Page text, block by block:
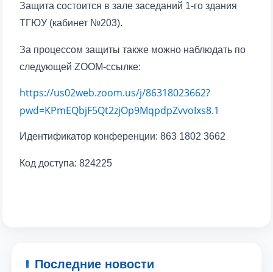
Почта
Защита состоится в зале заседаний 1-го здания
ТГЮУ (кабинет №203).
За процессом защиты также можно наблюдать по
следующей ZOOM-ссылке:
https://us02web.zoom.us/j/86318023662?
pwd=KPmEQbjF5Qt2zjOp9MqpdpZvvoIxs8.1
Идентификатор конференции: 863 1802 3662
Код доступа: 824225
Последние новости